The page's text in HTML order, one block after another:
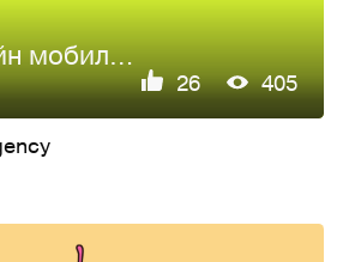
nes. — Дизайн мобильного приложения
26 405